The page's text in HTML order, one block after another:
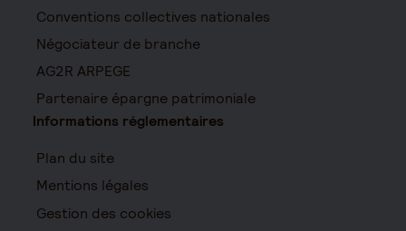
Conventions collectives nationales
Négociateur de branche
AG2R ARPEGE
Partenaire épargne patrimoniale
Informations réglementaires
Plan du site
Mentions légales
Gestion des cookies